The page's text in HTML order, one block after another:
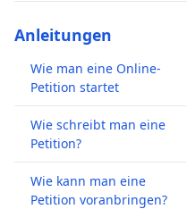
Anleitungen
Wie man eine Online-
Petition startet
Wie schreibt man eine
Petition?
Wie kann man eine
Petition voranbringen?